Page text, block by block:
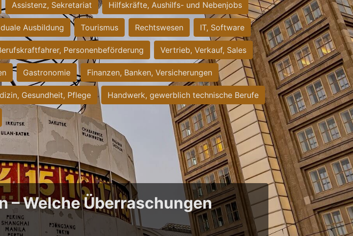
Assistenz, Sekretariat Hilfskräfte, Aushilfs- und Nebenjobs
Ausbildung Tourismus Rechtswesen IT, Software
Personenbeförderung Vertrieb, Verkauf, Sales
Gastronomie Finanzen, Banken, Versicherungen
Gesundheit, Pflege Handwerk, gewerblich technische Berufe
– Welche Überraschungen